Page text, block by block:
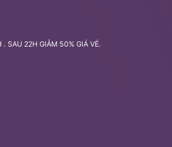
SAU 22H GIẢM 50% GIÁ VÉ.